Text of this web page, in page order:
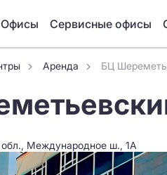
Офисы Сервисные офисы
Аренда БЦ
Международное ш., 1А